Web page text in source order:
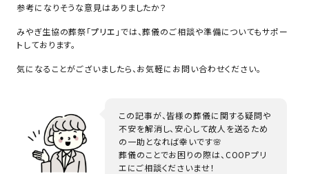
参考になりそうな意見はありましたか？
みやぎ生協の葬祭「プリエ 」では、葬儀のご相談や準備についてもサポー
トしております。
気になることがございましたら、お気軽にお問い合わせください。
この記事が、皆様の葬儀に関する疑問や
不安を解消し、安心して故人を送るため
の一助となれば幸いです🌸
葬儀のことでお困りの際は、COOPプリ
エにご相談くださいませ！